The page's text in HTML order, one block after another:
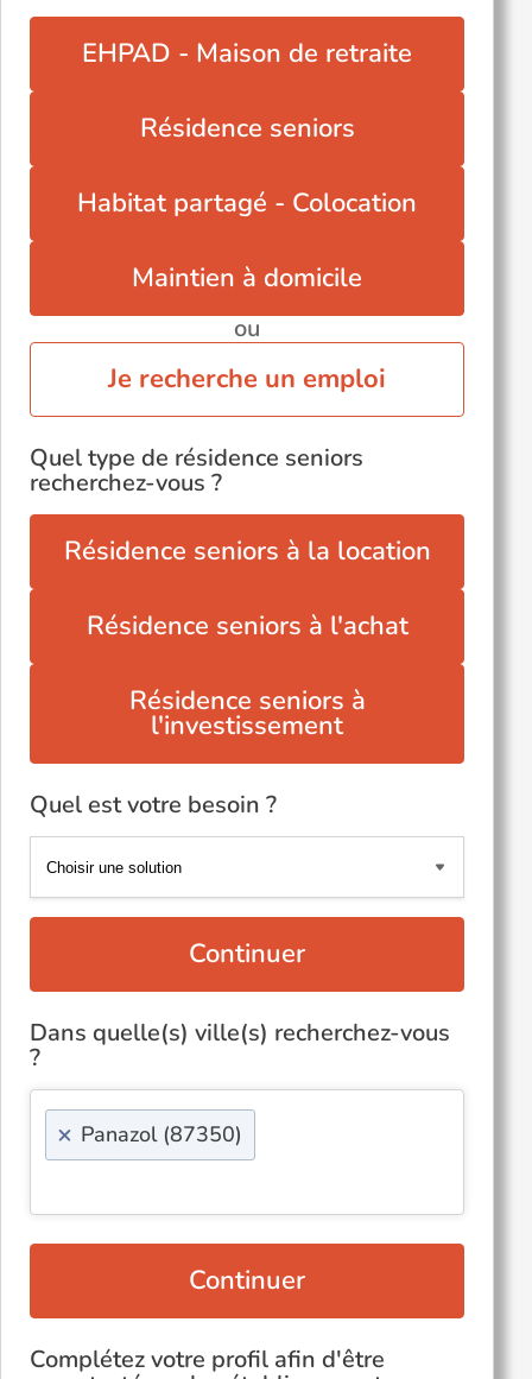
EHPAD - Maison de retraite
Résidence seniors
Habitat partagé - Colocation
Maintien à domicile
ou
Je recherche un emploi
Quel type de résidence seniors
recherchez-vous ?
Résidence seniors à la location
Résidence seniors à l'achat
Résidence seniors à
l'investissement
Quel est votre besoin ?
Continuer
Dans quelle(s) ville(s) recherchez-vous
?
× Panazol (87350)
Continuer
Complétez votre profil afin d'être